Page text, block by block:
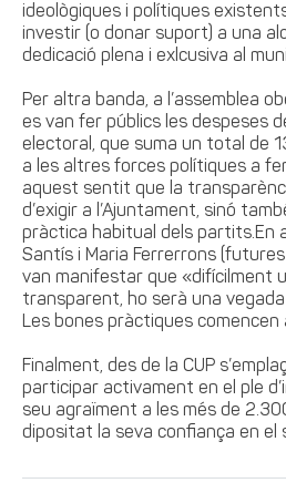
ideològiques i polítiques
investir (o donar suport) a una
dedicació plena i exlcusiva al
Per altra banda, a l’assemblea
es van fer públics les despeses
electoral, que suma un total de
a les altres forces polítiques a
aquest sentit que la
d’exigir a l’Ajuntament, sinó
pràctica habitual dels partits.En
Santís i Maria Ferrerrons (futures
van manifestar que «difícilment
transparent, ho serà una vegada
Les bones pràctiques comencen
Finalment, des de la CUP
participar activament en el ple
seu agraïment a les més de
dipositat la seva confiança en el